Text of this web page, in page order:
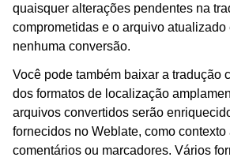
navigation of Formatos de arquivos
quaisquer alterações pendentes na
comprometidas e o arquivo
nenhuma conversão.
Você pode também baixar a tradução
dos formatos de localização
arquivos convertidos serão
fornecidos no Weblate, como contexto
comentários ou marcadores. Vários